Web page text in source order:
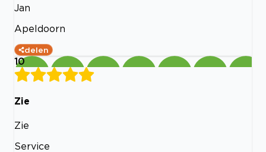
Jan
Apeldoorn
delen
10
Zie
Zie
Service